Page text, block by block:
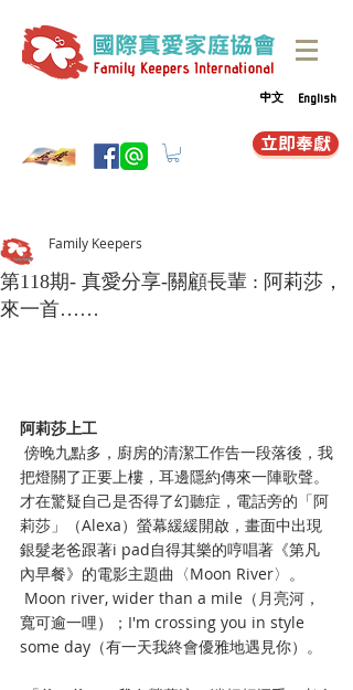
中文 English
立即奉獻
第118期- 真愛分享-關顧長輩 : 阿莉莎，
來一首……
Family Keepers
阿莉莎上工
把燈關了正要上樓，耳邊隱約傳來一陣歌聲。
才在驚疑自己是否得了幻聽症，電話旁的「阿
莉莎」（Alexa）螢幕緩緩開啟，畫面中出現
銀髮老爸跟著i pad自得其樂的哼唱著《第凡
內早餐》的電影主題曲〈Moon River〉。
寬可逾一哩）；I'm crossing you in style
some day（有一天我終會優雅地遇見你）。